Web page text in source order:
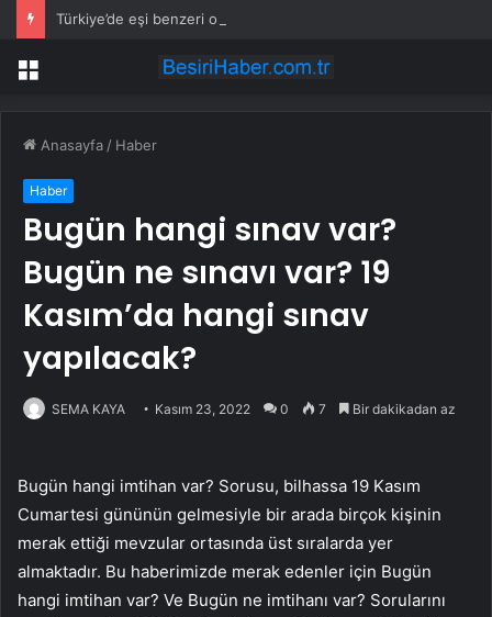
Menü
Anasayfa / Haber
Haber
Bugün hangi sınav var?
Bugün ne sınavı var? 19
Kasım’da hangi sınav
yapılacak?
SEMA KAYA Kasım 23, 2022 0 7 Bir dakikadan az
Bugün hangi imtihan var? Sorusu, bilhassa 19 Kasım
Cumartesi gününün gelmesiyle bir arada birçok kişinin
merak ettiği mevzular ortasında üst sıralarda yer
almaktadır. Bu haberimizde merak edenler için Bugün
hangi imtihan var? Ve Bugün ne imtihanı var? Sorularını